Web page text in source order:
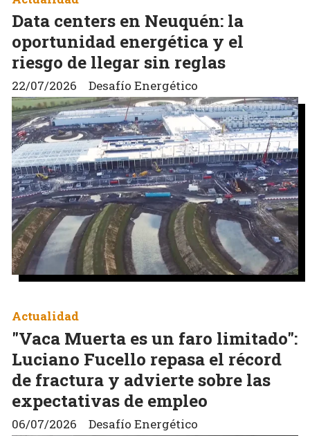
Data centers en Neuquén: la
oportunidad energética y el
riesgo de llegar sin reglas
Desafío Energético
22/07/2026
"Vaca Muerta es un faro limitado":
Luciano Fucello repasa el récord
de fractura y advierte sobre las
expectativas de empleo
Desafío Energético
Actualidad
06/07/2026